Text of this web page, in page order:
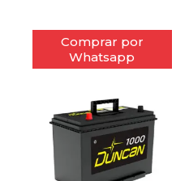
Comprar por
Whatsapp